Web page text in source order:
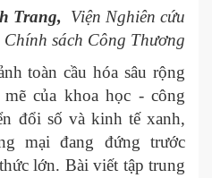
Trang, Viện Nghiên cứu
sách Công Thương
toàn cầu hóa sâu rộng
của khoa học - công
đổi số và kinh tế xanh,
mại đang đứng trước
lớn. Bài viết tập trung